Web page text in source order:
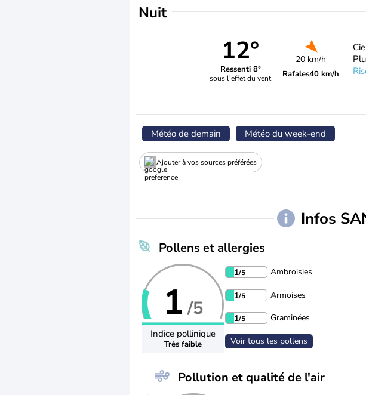
Nuit
12°
Ressenti 8°
sous l'effet du vent
20 km/h
Rafales40 km/h
Météo de demain Météo du week-end
Ajouter à vos sources préférées
Infos
Pollens et allergies
1 /5
Indice pollinique
Très faible
1/5 Ambroisies
1/5 Armoises
1/5 Graminées
Voir tous les pollens
Pollution et qualité de l'air